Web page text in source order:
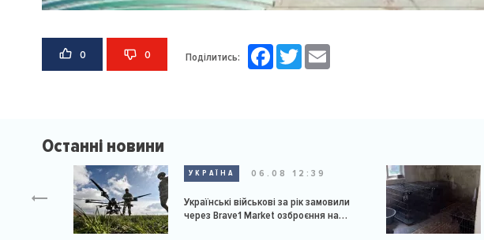
0 0 Поділитись: FacebookTwitter
Останні новини
УКРАЇНА 06.08 12:39
Українські військові за рік замовили
через Brave1 Market озброєння на